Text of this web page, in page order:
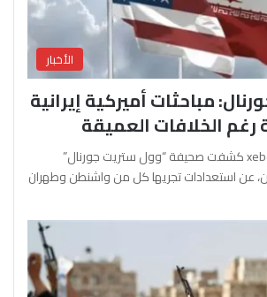
الأخبار
مباحثات أميركية إيرانية
رغم الخلافات العميقة
آفرين علو ـ xeber24.net كشفت صحيفة “وول ستريت جورنال”
عن استعدادات تجريها كل من واشنطن وطهران